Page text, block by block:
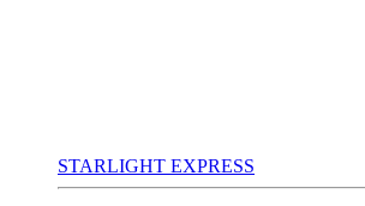
STARLIGHT EXPRESS